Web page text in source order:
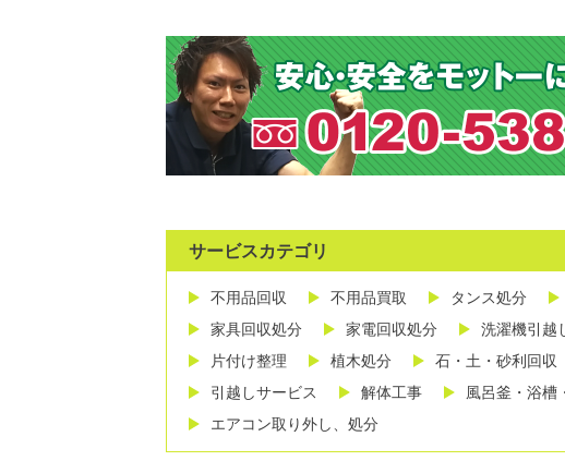
サービスカテゴリ
不用品回収 不用品買取 タンス処分
家具回収処分
家電回収処分 洗濯機引越
片付け整理
植木処分 石・土・砂利回収
引越しサービス
解体工事 風呂釜・浴槽
エアコン取り外し、処分